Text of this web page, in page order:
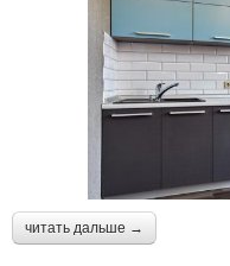
читать дальше →